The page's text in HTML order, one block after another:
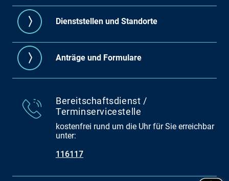
Dienststellen und Standorte
Anträge und Formulare
Bereitschaftsdienst /
Terminservicestelle
kostenfrei rund um die Uhr für Sie erreichbar
unter:
116117